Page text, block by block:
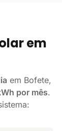
em
em Bofete,
por mês.